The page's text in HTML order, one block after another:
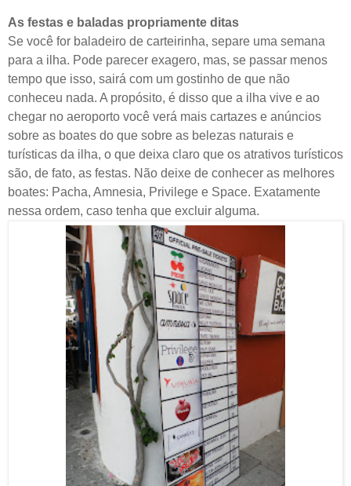
As festas e baladas propriamente ditas
Se você for baladeiro de carteirinha, separe uma semana
para a ilha. Pode parecer exagero, mas, se passar menos
tempo que isso, sairá com um gostinho de que não
conheceu nada. A propósito, é disso que a ilha vive e ao
chegar no aeroporto você verá mais cartazes e anúncios
sobre as boates do que sobre as belezas naturais e
turísticas da ilha, o que deixa claro que os atrativos turísticos
são, de fato, as festas. Não deixe de conhecer as melhores
boates: Pacha, Amnesia, Privilege e Space. Exatamente
nessa ordem, caso tenha que excluir alguma.